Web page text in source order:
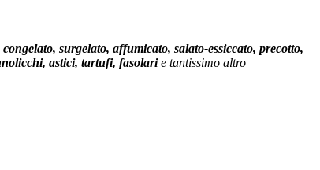
congelato, surgelato, affumicato, salato-essiccato, precotto,
astici, tartufi, fasolarie tantissimo altro